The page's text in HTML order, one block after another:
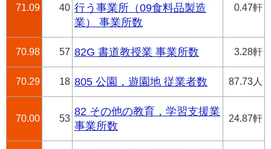
71.09 40 行う事業所（09食料品製造
業） 事業所数
0.47軒
70.98 57 82G 書道教授業 事業所数 3.28軒
70.29 18 805 公園，遊園地 従業者数 87.73人
70.00 53
82 その他の教育，学習支援業
事業所数
24.87軒